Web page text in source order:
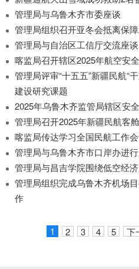
管理局与乌鲁木齐市委座谈
管理局组织召开亚冬会抵离保
管理局与自治区工信厅交流座谈
喀监局召开辖区2025年航空安
管理局评审“十五五”新疆民航“
建设研究课题
2025年乌鲁木齐监管局辖区安
管理局召开2025年新疆民航客
喀监局传达学习全国民航工作
管理局与乌鲁木齐市口岸办进
管理局与昌吉学院围绕低空经
管理局组织完成乌鲁木齐机场
作
1 2 3 4 5 下